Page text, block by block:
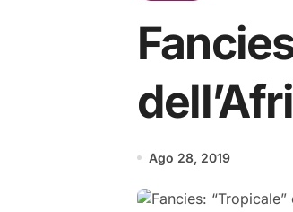
Ago 28, 2019